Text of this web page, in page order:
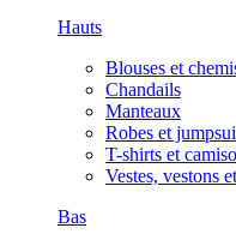
Hauts
Blouses et
Chandails
Manteaux
Robes et
T-shirts et
Vestes, vestons
Bas